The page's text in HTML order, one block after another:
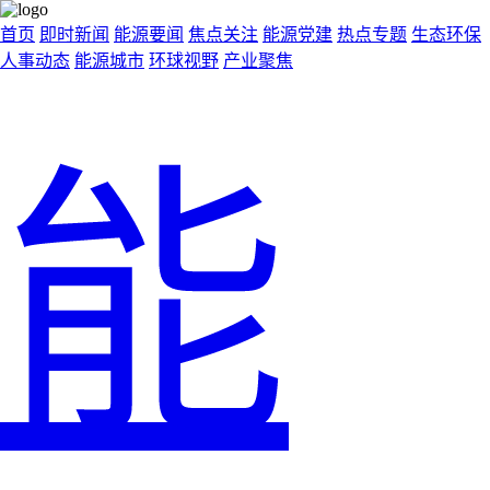
首页 即时新闻 能源要闻 焦点关注 能源党建 热点专题 生态环保
人事动态 能源城市 环球视野 产业聚焦
能